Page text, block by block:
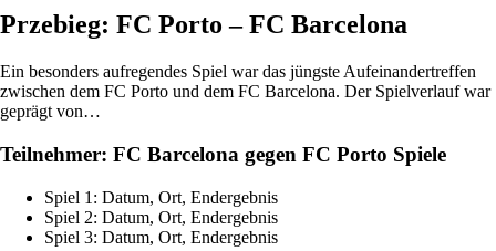
Przebieg: FC Porto – FC Barcelona
Ein besonders aufregendes Spiel war das jüngste Aufeinandertreffen
zwischen dem FC Porto und dem FC Barcelona. Der Spielverlauf war
geprägt von…
Teilnehmer: FC Barcelona gegen FC Porto Spiele
Spiel 1: Datum, Ort, Endergebnis
Spiel 2: Datum, Ort, Endergebnis
Spiel 3: Datum, Ort, Endergebnis